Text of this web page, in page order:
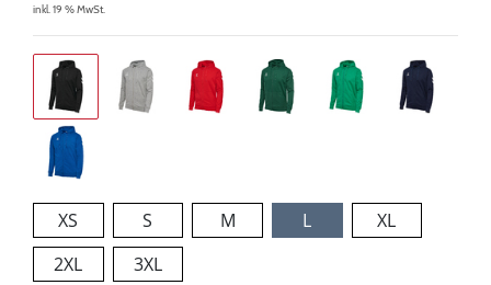
inkl. 19 % MwSt.
XS S M L
XL
2XL
3XL